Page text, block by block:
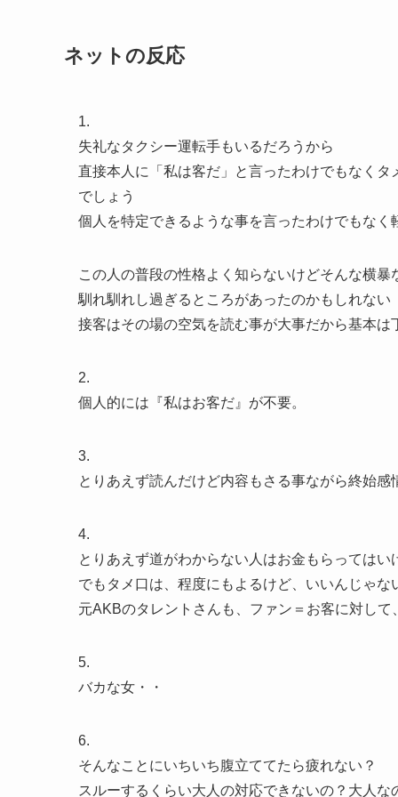
ネットの反応
1.
失礼なタクシー運転手もいるだろうから
直接本人に「私は客だ」と言ったわけでもなく
でしょう
個人を特定できるような事を言ったわけでもな
この人の普段の性格よく知らないけどそんな横
馴れ馴れし過ぎるところがあったのかもしれない
接客はその場の空気を読む事が大事だから基本は
2.
個人的には『私はお客だ』が不要。
3.
とりあえず読んだけど内容もさる事ながら終始
4.
とりあえず道がわからない人はお金もらってはい
でもタメ口は、程度にもよるけど、いいんじゃな
元AKBのタレントさんも、ファン＝お客に対し
5.
バカな女・・
6.
そんなことにいちいち腹立ててたら疲れない？
スルーするくらい大人の対応できないの？大人